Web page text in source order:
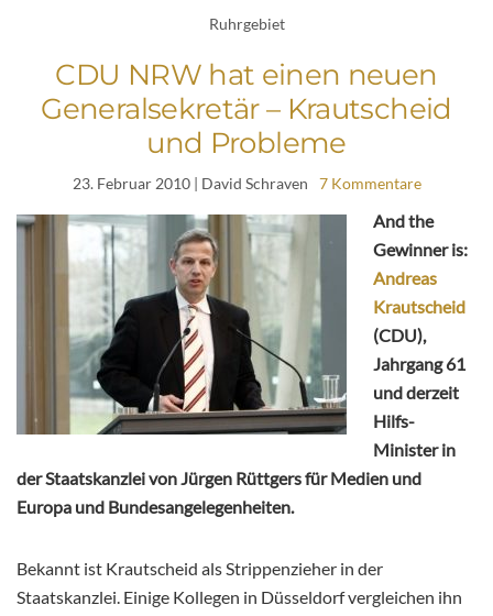
Ruhrgebiet
CDU NRW hat einen neuen
Generalsekretär – Krautscheid
und Probleme
23. Februar 2010| David Schraven 7 Kommentare
And the
Gewinner is:
Andreas
Krautscheid
(CDU),
Jahrgang 61
und derzeit
Hilfs-
Minister in
der Staatskanzlei von Jürgen Rüttgers für Medien und
Europa und Bundesangelegenheiten.
Bekannt ist Krautscheid als Strippenzieher in der
Staatskanzlei. Einige Kollegen in Düsseldorf vergleichen ihn